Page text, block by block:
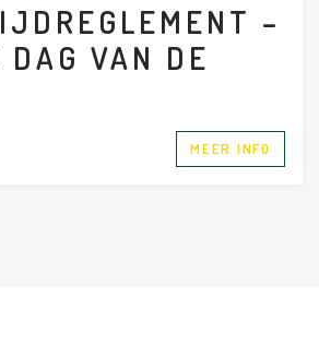
–
VAN DE
MEER INFO